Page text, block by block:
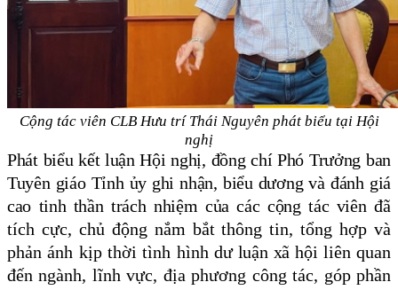
Cộng tác viên CLB Hưu trí Thái Nguyên phát biểu tại Hội
nghị
Phát biểu kết luận Hội nghị, đồng chí Phó Trưởng ban
Tuyên giáo Tỉnh ủy ghi nhận, biểu dương và đánh giá
cao tinh thần trách nhiệm của các cộng tác viên đã
tích cực, chủ động nắm bắt thông tin, tổng hợp và
phản ánh kịp thời tình hìnhdư luận xã hội liên quan
đến ngành, lĩnh vực, địa phương công tác, góp phần